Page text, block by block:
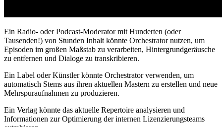
Ein Radio- oder Podcast-Moderator mit Hunderten (oder
Tausenden!) von Stunden Inhalt könnte Orchestrator nutzen, um
Episoden im großen Maßstab zu verarbeiten, Hintergrundgeräusche
zu entfernen und Dialoge zu transkribieren.
Ein Label oder Künstler könnte Orchestrator verwenden, um
automatisch Stems aus ihren aktuellen Mastern zu erstellen und neue
Mehrspuraufnahmen zu produzieren.
Ein Verlag könnte das aktuelle Repertoire analysieren und
Informationen zur Optimierung der internen Lizenzierungsteams